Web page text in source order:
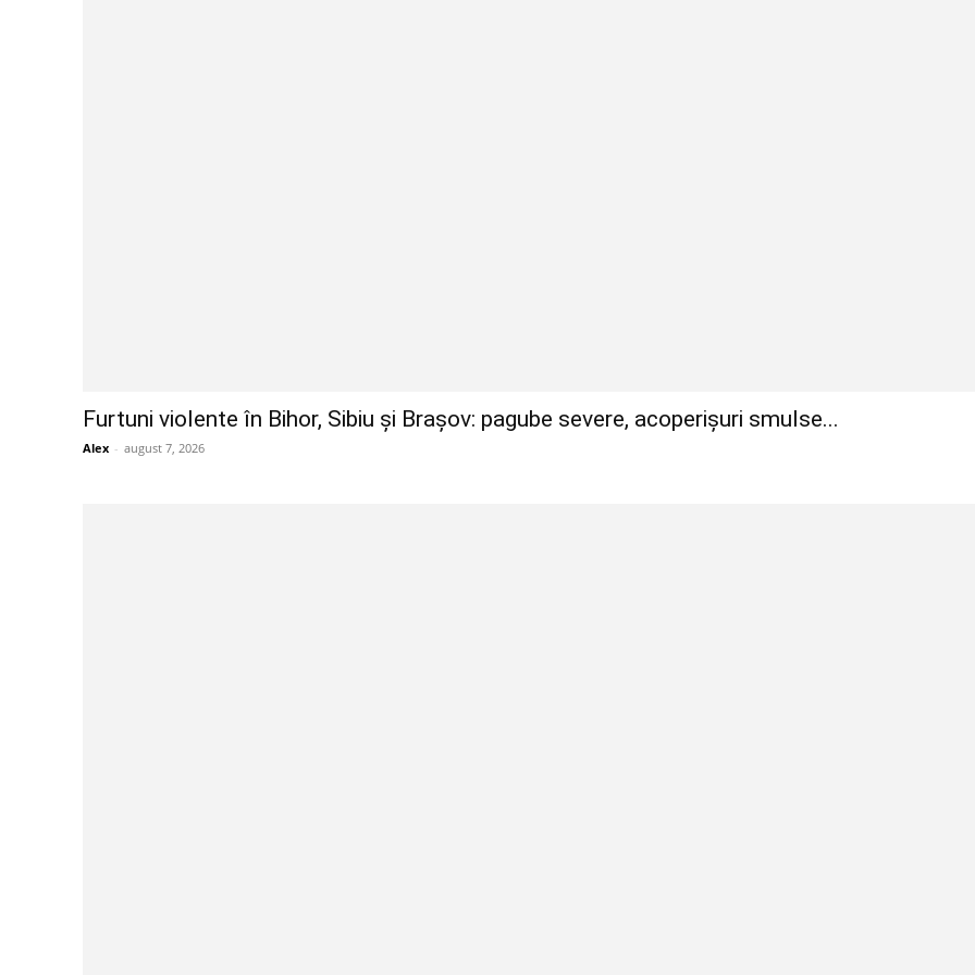
Furtuni violente în Bihor, Sibiu și Brașov: pagube severe, acoperișuri smulse...
Alex - august 7, 2026